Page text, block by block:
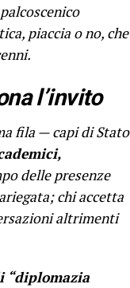
piaccia o no, che
l’invito
fila — capi di Stato
delle presenze
chi accetta
altrimenti
“diplomazia